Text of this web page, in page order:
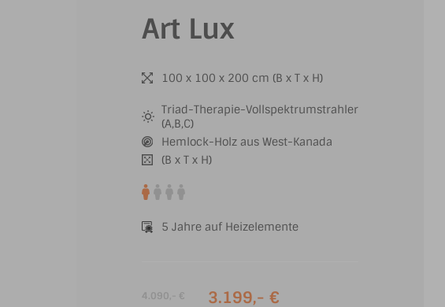
Art Lux
100 x 100 x 200 cm (B x T x H)
Triad-Therapie-Vollspektrumstrahler
(A,B,C)
Hemlock-Holz aus West-Kanada
(B x T x H)
5 Jahre auf Heizelemente
4.090,- € 3.199,- €